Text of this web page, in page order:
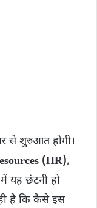
से शुरुआत होगी।
(HR),
यह छंटनी हो
है कि कैसे इस